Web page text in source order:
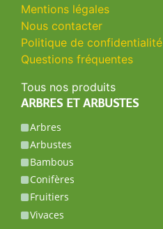
Mentions légales
Nous contacter
Politique de confidentialité
Questions fréquentes
Tous nos produits
ARBRES ET ARBUSTES
Arbres
Arbustes
Bambous
Conifères
Fruitiers
Vivaces